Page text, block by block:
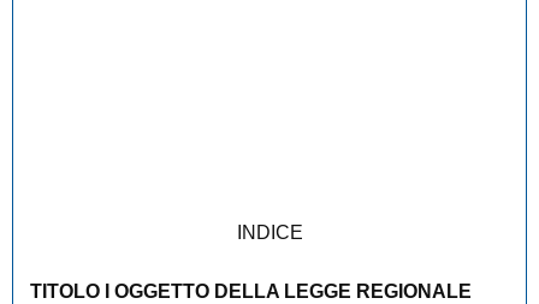
INDICE
TITOLO I OGGETTO DELLA LEGGE REGIONALE